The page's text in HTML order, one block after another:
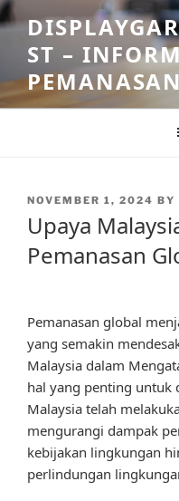
Skip
to
contentST –
POSTED
NOVEMBER 1, 2024 BY
Upaya
Pemanasan
Pemanasan global
yang semakin
Malaysia dalam
hal yang penting untuk
Malaysia telah
mengurangi dampak
kebijakan lingkungan
perlindungan